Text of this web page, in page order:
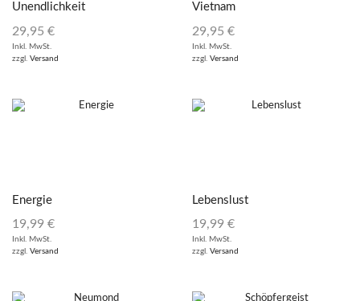
Unendlichkeit
29,95 €
Inkl. MwSt.
zzgl. Versand
Vietnam
29,95 €
Inkl. MwSt.
zzgl. Versand
Energie
19,99 €
Inkl. MwSt.
zzgl. Versand
Lebenslust
19,99 €
Inkl. MwSt.
zzgl. Versand